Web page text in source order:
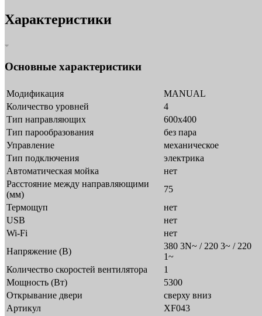
Характеристики
Основные характеристики
Модификация
MANUAL
Количество уровней
4
Тип направляющих
600х400
Тип парообразования
без пара
Управление
механическое
Тип подключения
электрика
Автоматическая мойка
нет
Расстояние между направляющими
(мм)
75
Термощуп
нет
USB
нет
Wi-Fi
нет
Напряжение (В)
380 3N~ / 220 3~ / 220
1~
Количество скоростей вентилятора
1
Мощность (Вт)
5300
Открывание двери
сверху вниз
Артикул
XF043